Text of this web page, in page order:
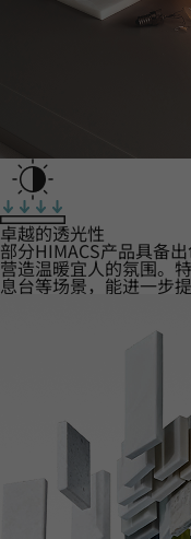
卓越的透光性
部分HIMACS产品具备
营造温暖宜人的氛围。
息台等场景，能进一步